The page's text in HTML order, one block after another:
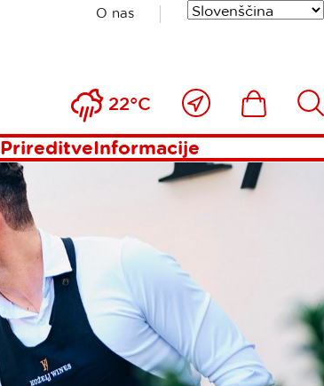
O nas
22°C
Blizu
mene
Ikona Išči
PrireditveInformacije